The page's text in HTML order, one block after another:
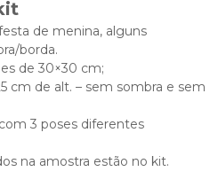
de menina, alguns
borda.
de 30×30 cm;
cm de alt. – sem sombra e sem
3 poses diferentes
na amostra estão no kit.